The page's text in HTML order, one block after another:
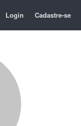
Login Cadastre-se